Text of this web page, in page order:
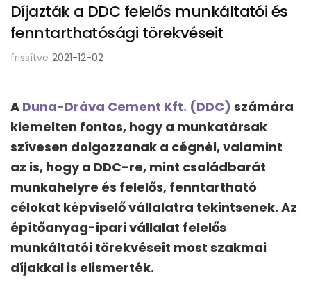
Díjazták a DDC felelős munkáltatói és
fenntarthatósági törekvéseit
frissítve 2021-12-02
A Duna-Dráva Cement Kft. (DDC) számára
kiemelten fontos, hogy a munkatársak
szívesen dolgozzanak a cégnél, valamint
az is, hogy a DDC-re, mint családbarát
munkahelyre és felelős, fenntartható
célokat képviselő vállalatra tekintsenek. Az
építőanyag-ipari vállalat felelős
munkáltatói törekvéseit most szakmai
díjakkal is elismerték.